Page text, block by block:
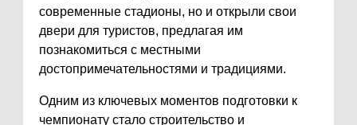
современные стадионы, но и открыли свои
двери для туристов, предлагая им
познакомиться с местными
достопримечательностями и традициями.
Одним из ключевых моментов подготовки к
чемпионату стало строительство и